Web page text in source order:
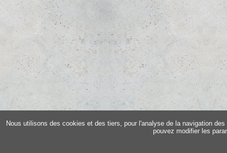
Nous utilisons des cookies et des tiers, pour l'analyse de la navigation
pouvez modifier les